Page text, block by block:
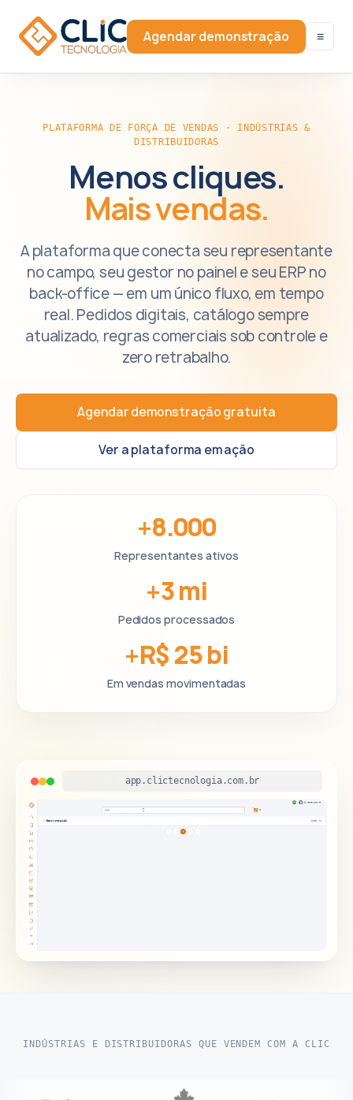
Agendar demonstração ≡
PLATAFORMA DE FORÇA DE VENDAS · INDÚSTRIAS &
DISTRIBUIDORAS
Menos cliques.
Mais vendas.
A plataforma que conecta seu representante
no campo, seu gestor no painel e seu ERP no
back-office — em um único fluxo, em tempo
real. Pedidos digitais, catálogo sempre
atualizado, regras comerciais sob controle e
zero retrabalho.
Agendar demonstração gratuita
Ver a plataforma em ação
+8.000
Representantes ativos
+3 mi
Pedidos processados
+R$ 25 bi
Em vendas movimentadas
app.clictecnologia.com.br
INDÚSTRIAS E DISTRIBUIDORAS QUE VENDEM COM A CLIC